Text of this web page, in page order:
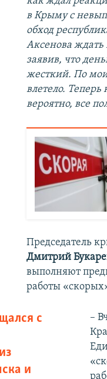
в Крыму с
обход
Аксенова ждать
заявив, что
жесткий. По
влетело.
вероятно, все
Председатель
Дмитрий
выполняют
работы
с
и
–